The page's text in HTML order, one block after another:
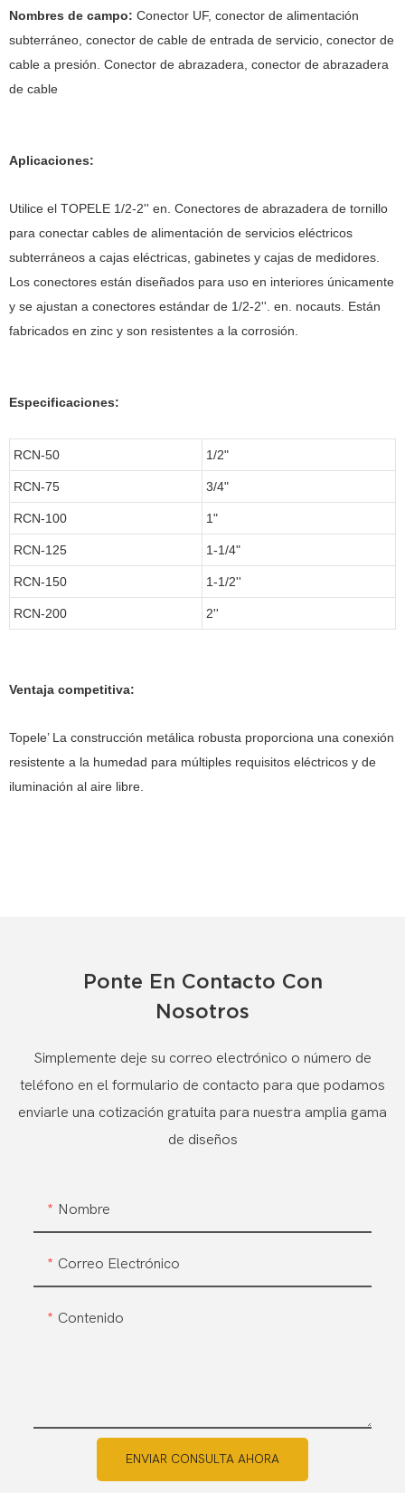
Nombres de campo: Conector UF, conector de alimentación
subterráneo, conector de cable de entrada de servicio, conector de
cable a presión. Conector de abrazadera, conector de abrazadera
de cable
Aplicaciones:
Utilice el TOPELE 1/2-2'' en. Conectores de abrazadera de tornillo
para conectar cables de alimentación de servicios eléctricos
subterráneos a cajas eléctricas, gabinetes y cajas de medidores.
Los conectores están diseñados para uso en interiores únicamente
y se ajustan a conectores estándar de 1/2-2''. en. nocauts. Están
fabricados en zinc y son resistentes a la corrosión.
Especificaciones:
RCN-50 1/2"
RCN-75 3/4"
RCN-100 1"
RCN-125 1-1/4"
RCN-150 1-1/2''
RCN-200 2''
Ventaja competitiva:
Topele’ La construcción metálica robusta proporciona una conexión
resistente a la humedad para múltiples requisitos eléctricos y de
iluminación al aire libre.
Ponte En Contacto Con
Nosotros
Simplemente deje su correo electrónico o número de
teléfono en el formulario de contacto para que podamos
enviarle una cotización gratuita para nuestra amplia gama
de diseños
Nombre
Correo Electrónico
Contenido
ENVIAR CONSULTA AHORA